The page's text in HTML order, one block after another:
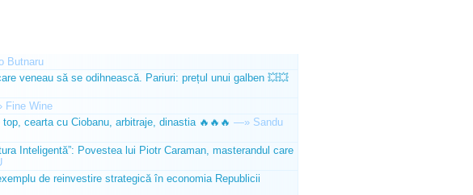
Butnaru
veneau să se odihnească. Pariuri: prețul unui galben 💥💥
Fine Wine
cearta cu Ciobanu, arbitraje, dinastia 🔥🔥🔥 —» Sandu
Inteligentă”: Povestea lui Piotr Caraman, masterandul care
de reinvestire strategică în economia Republicii